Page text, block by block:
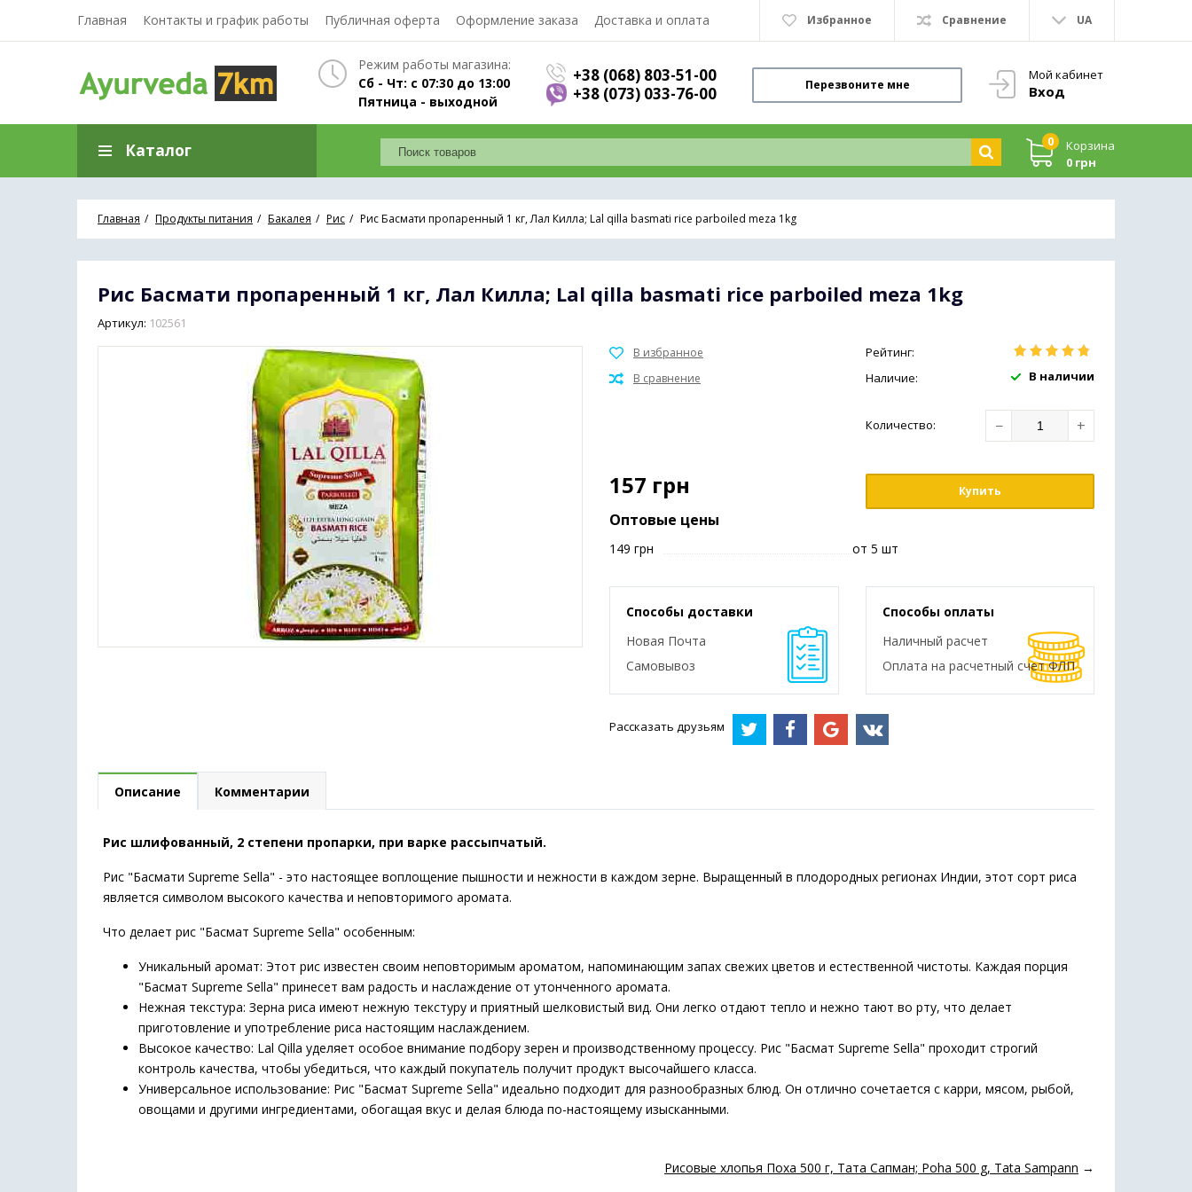
Главная Контакты и график работы Публичная оферта Оформление заказа Доставка и оплата Избранное Сравнение UA
Мой кабинет
Вход
Режим работы магазина:
Сб - Чт: с 07:30 до 13:00
Пятница - выходной
+38 (068) 803-51-00
+38 (073) 033-76-00
Перезвоните мне
0
Корзина
0 грн
Каталог
Главная Продукты питания Бакалея Рис Рис Басмати пропаренный 1 кг, Лал Килла; Lal qilla basmati rice parboiled meza 1kg
Рис Басмати пропаренный 1 кг, Лал Килла; Lal qilla basmati rice parboiled meza 1kg
Артикул: 102561
Рейтинг:
Наличие:
В наличии
Количество: − +
157 грн Купить
Оптовые цены
149 грн от 5 шт
Способы доставки
Новая Почта
Самовывоз
Способы оплаты
Наличный расчет
Оплата на расчетный счет ФЛП
Рассказать друзьям
Описание Комментарии
Рис шлифованный, 2 степени пропарки, при варке рассыпчатый.
Рис "Басмати Supreme Sella" - это настоящее воплощение пышности и нежности в каждом зерне. Выращенный в плодородных регионах Индии, этот сорт риса
является символом высокого качества и неповторимого аромата.
Что делает рис "Басмат Supreme Sella" особенным:
Уникальный аромат: Этот рис известен своим неповторимым ароматом, напоминающим запах свежих цветов и естественной чистоты. Каждая порция
"Басмат Supreme Sella" принесет вам радость и наслаждение от утонченного аромата.
Нежная текстура: Зерна риса имеют нежную текстуру и приятный шелковистый вид. Они легко отдают тепло и нежно тают во рту, что делает
приготовление и употребление риса настоящим наслаждением.
Высокое качество: Lal Qilla уделяет особое внимание подбору зерен и производственному процессу. Рис "Басмат Supreme Sella" проходит строгий
контроль качества, чтобы убедиться, что каждый покупатель получит продукт высочайшего класса.
Универсальное использование: Рис "Басмат Supreme Sella" идеально подходит для разнообразных блюд. Он отлично сочетается с карри, мясом, рыбой,
овощами и другими ингредиентами, обогащая вкус и делая блюда по-настоящему изысканными.
Рисовые хлопья Поха 500 г, Тата Сапман; Poha 500 g, Tata Sampann →